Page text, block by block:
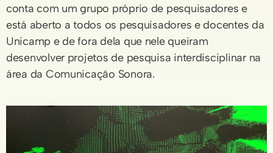
conta com um grupo próprio de pesquisadores e
está aberto a todos os pesquisadores e docentes da
Unicamp e de fora dela que nele queiram
desenvolver projetos de pesquisa interdisciplinar na
área da Comunicação Sonora.